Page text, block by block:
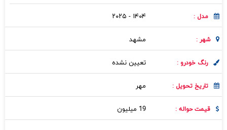
مدل : ۱۴۰۴ - ۲۰۲۵
شهر : مشهد
رنگ خودرو : تعیین نشده
تاریخ تحویل : مهر
قیمت حواله : 19 میلیون